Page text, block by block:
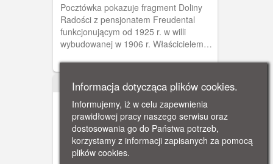
Pocztówka pokazuje fragment Doliny
Radości z pensjonatem Freudental
funkcjonującym od 1925 r. w willi
wybudowanej w 1906 r. Właścicielem
XX w.
Informacja dotycząca plików cookies.
Informujemy, iż w celu zapewnienia
prawidłowej pracy naszego serwisu oraz
dostosowania go do Państwa potrzeb,
korzystamy z informacji zapisanych za pomocą
plików cookies.